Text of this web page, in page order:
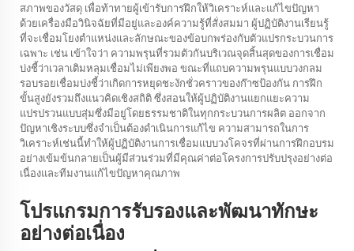
สภาพของวัสดุ เพื่อท้าทายผู้เข้ารับการฝึกให้วิเคราะห์และแก้ไขปัญหา
ด้วยเครื่องมือวินิจฉัยที่มีอยู่และองค์ความรู้ที่สั่งสมมา ผู้ปฏิบัติงานเรียนรู้
ที่จะเชื่อมโยงตำแหน่งและลักษณะของข้อบกพร่องกับตัวแปรกระบวนการ
เฉพาะ เช่น เข้าใจว่า ความพรุนที่รวมตัวกันบริเวณจุดสิ้นสุดของการเชื่อม
บ่งชี้ว่าเวลาเติมหลุมเชื่อมไม่เพียงพอ ขณะที่แถบความพรุนแบบวงกลม
รอบรอยเชื่อมบ่งชี้ว่าเกิดการหยุดชะงักชั่วคราวของก๊าซป้องกัน การฝึก
ขั้นสูงยังรวมถึงแนวคิดเชิงสถิติ ซึ่งสอนให้ผู้ปฏิบัติงานแยกแยะความ
แปรปรวนแบบสุ่มซึ่งมีอยู่โดยธรรมชาติในทุกกระบวนการผลิต ออกจาก
ปัญหาเชิงระบบซึ่งจำเป็นต้องดำเนินการแก้ไข ความสามารถในการ
วิเคราะห์เช่นนี้ทำให้ผู้ปฏิบัติงานการเชื่อมแบบวงโคจรที่ผ่านการฝึกอบรม
อย่างเข้มข้นกลายเป็นผู้มีส่วนร่วมที่มีคุณค่าต่อโครงการปรับปรุงอย่างต่อ
เนื่องและทีมงานแก้ไขปัญหาคุณภาพ
โปรแกรมการรับรองและพัฒนาทักษะ
อย่างต่อเนื่อง